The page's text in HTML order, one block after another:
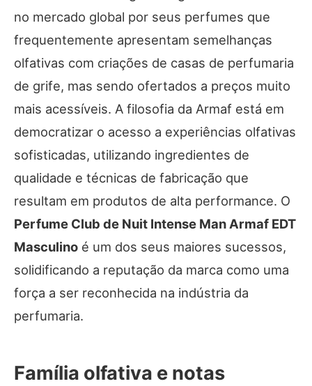
no mercado global por seus perfumes que
frequentemente apresentam semelhanças
olfativas com criações de casas de perfumaria
de grife, mas sendo ofertados a preços muito
mais acessíveis. A filosofia da Armaf está em
democratizar o acesso a experiências olfativas
sofisticadas, utilizando ingredientes de
qualidade e técnicas de fabricação que
resultam em produtos de alta performance. O
Perfume Club de Nuit Intense Man Armaf EDT
Masculino é um dos seus maiores sucessos,
solidificando a reputação da marca como uma
força a ser reconhecida na indústria da
perfumaria.
Família olfativa e notas